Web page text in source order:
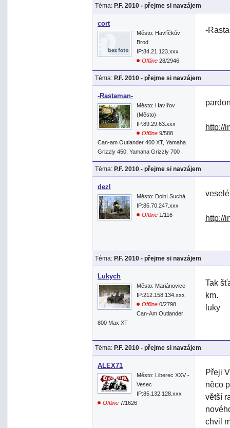
Téma: P.F. 2010 - přejme si navzájem
cort
Město: Havlíčkův
Brod
IP:84.21.123.xxx
Offline 28/2946
-
Téma: P.F. 2010 - přejme si navzájem
-Rastaman-
Město: Havířov
(Město)
IP:89.29.63.xxx
Offline 9/588
Can-am Outlander 400 XT, Yamaha
Grizzly 450, Yamaha Grizzly 700
http://
Téma: P.F. 2010 - přejme si navzájem
dezl
Město: Dolní Suchá
IP:85.70.247.xxx
Offline 1/116 http://
Téma: P.F. 2010 - přejme si navzájem
Lukych
Město: Mariánovice
IP:212.158.134.xxx
Offline 0/2798
Can-Am Outlander
800 Max XT
Tak
km.
luky
Téma: P.F. 2010 - přejme si navzájem
ALEX71
Město: Liberec XXV -
Vesec
IP:85.132.128.xxx
Offline 7/1626
Přeji
něco
větší
chvil